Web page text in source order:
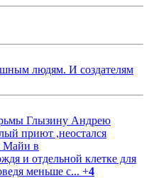
людям. И создателям
Глызину Андрею
приют ,неостался
Майи в
и отдельной клетке для
меньше с... +4